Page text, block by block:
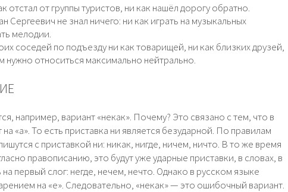
отстал от группы туристов, ни как нашёл дорогу обратно.
Сергеевич не знал ничего: ни как играть на музыкальных
мелодии.
соседей по подъезду ни как товарищей, ни как близких друзей,
нужно относиться максимально нейтрально.
например, вариант «некак». Почему? Это связано с тем, что в
«а». То есть приставка ни является безударной. По правилам
с приставкой ни: никак, нигде, ничем, ничто. В то же время
правописанию, это будут уже ударные приставки, в словах, в
первый слог: негде, нечем, нечто. Однако в русском языке
на «е». Следовательно, «некак» — это ошибочный вариант.